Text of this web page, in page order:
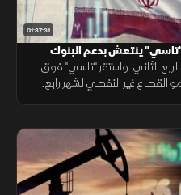
01:37:31
ينتعش بدعم البنوك
ريال أرباحا بالربع الثاني. واستقر "تاسي" فوق
القطاع غير النفطي لشهر رابع.